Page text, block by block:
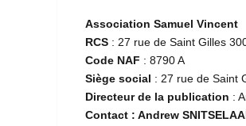
Association Samuel Vincent
RCS: 27 rue de Saint Gilles
Code NAF : 8790 A
Siège social : 27 rue de Saint
Directeur de la publication :
Contact : Andrew